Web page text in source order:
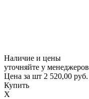
Наличие и цены
уточняйте у менеджеров
Цена за шт 2 520,00 руб.
Купить
X